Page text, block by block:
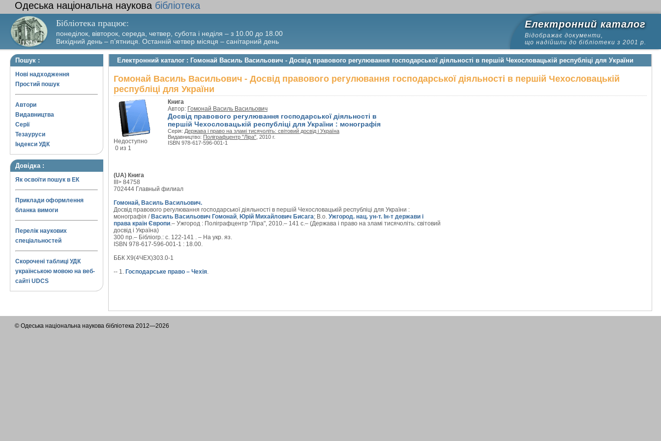
Одеська національна наукова бібліотека
Бібліотека працює:
понеділок, вівторок, середа, четвер, субота і неділя – з 10.00 до 18.00
Вихідний день – п’ятниця. Останній четвер місяця – санітарний день
Електронний каталог
Відображає документи,
що надійшли до бібліотеки з 2001 р.
Пошук :
Нові надходження
Простий пошук
Автори
Видавництва
Серії
Тезауруси
Індекси УДК
Довідка :
Як освоїти пошук в ЕК
Приклади оформлення
бланка вимоги
Перелік наукових
спеціальностей
Скорочені таблиці УДК
українською мовою на веб-
сайті UDCS
Електронний каталог : Гомонай Василь Васильович - Досвід правового регулювання господарської діяльності в першій Чехословацькій республіці для України
Гомонай Василь Васильович - Досвід правового регулювання господарської діяльності в першій Чехословацькій
республіці для України
Недоступно
0 из 1
Книга
Автор: Гомонай Василь Васильович
Досвід правового регулювання господарської діяльності в
першій Чехословацькій республіці для України : монографія
Серія: Держава і право на зламі тисячоліть: світовий досвід і Україна
Видавництво: Поліграфцентр "Ліра" , 2010 г.
ISBN 978-617-596-001-1
(UA) Книга
III> 84758
702444 Главный филиал
Гомонай, Василь Васильович.
Досвід правового регулювання господарської діяльності в першій Чехословацькій республіці для України :
монографія / Василь Васильович Гомонай, Юрій Михайлович Бисага; В.о. Ужгород. нац. ун-т. Ін-т держави і
права країн Європи.– Ужгород : Поліграфцентр "Ліра", 2010.– 141 с.– (Держава і право на зламі тисячоліть: світовий
досвід і Україна)
300 пр.– Бібліогр.: с. 122-141 . – На укр. яз.
ISBN 978-617-596-001-1 : 18.00.
ББК Х9(4ЧЕХ)303.0-1
-- 1. Господарське право – Чехія.
© Одеська національна наукова бібліотека 2012—2026